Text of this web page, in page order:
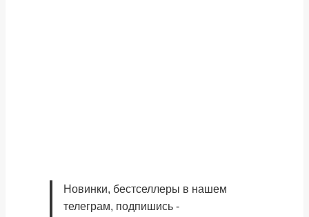
Новинки, бестселлеры в нашем
телеграм, подпишись -